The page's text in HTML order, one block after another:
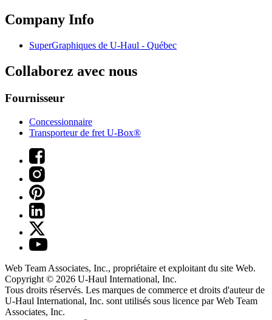
Company Info
SuperGraphiques de U-Haul - Québec
Collaborez avec nous
Fournisseur
Concessionnaire
Transporteur de fret U-Box®
Web Team Associates, Inc., propriétaire et exploitant du site Web.
Copyright © 2026 U-Haul International, Inc.
Tous droits réservés. Les marques de commerce et droits d'auteur de
U-Haul International, Inc. sont utilisés sous licence par Web Team
Associates, Inc.